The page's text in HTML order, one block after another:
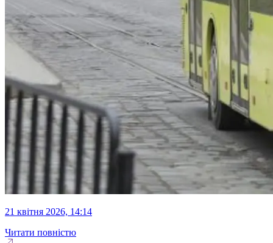
21 квітня 2026, 14:14
Читати повністю